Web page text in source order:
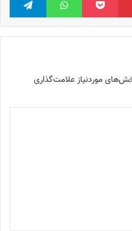
موردنیاز علامت‌گذاری